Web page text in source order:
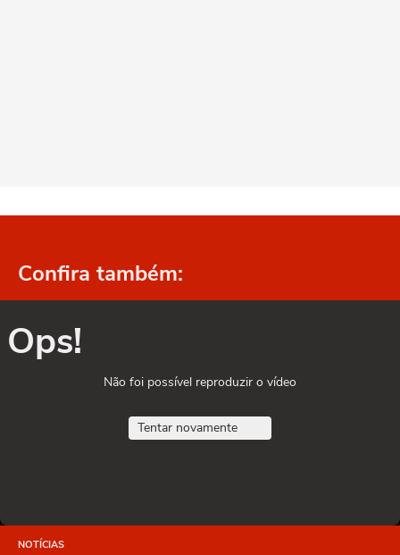
Confira também:
Ops!
Não foi possível reproduzir o vídeo
Tentar novamente
NOTÍCIAS